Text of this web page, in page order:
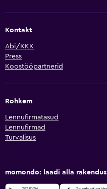
Kontakt
Abi/KKK
Press
Koostööpartnerid
Rohkem
Lennufirmatasud
Lennufirmad
Turvalisus
momondo: laadi alla rakendus